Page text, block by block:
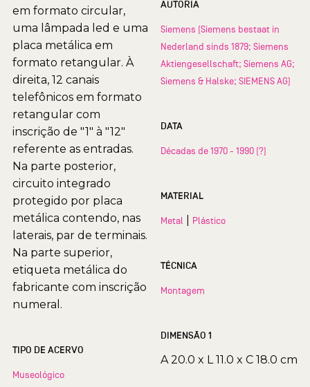
em formato circular,
uma lâmpada led e uma
placa metálica em
formato retangular. À
direita, 12 canais
telefônicos em formato
retangular com
inscrição de "1" à "12"
referente as entradas.
Na parte posterior,
circuito integrado
protegido por placa
metálica contendo, nas
laterais, par de terminais.
Na parte superior,
etiqueta metálica do
fabricante com inscrição
numeral.
TIPO DE ACERVO
Museológico
AUTORIA
Siemens (Siemens bestaat in
Nederland sinds 1879; Siemens
Aktiengesellschaft; Siemens AG;
Siemens & Halske; SIEMENS AG)
DATA
Décadas de 1970 - 1990 (?)
MATERIAL
Metal Plástico
TÉCNICA
Montagem
DIMENSÃO 1
A 20.0 x L 11.0 x C 18.0 cm